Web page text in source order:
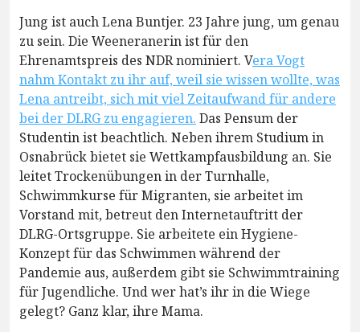
Jung ist auch Lena Buntjer. 23 Jahre jung, um genau
zu sein. Die Weeneranerin ist für den
Ehrenamtspreis des NDR nominiert. Vera Vogt
nahm Kontakt zu ihr auf, weil sie wissen wollte, was
Lena antreibt, sich mit viel Zeitaufwand für andere
bei der DLRG zu engagieren. Das Pensum der
Studentin ist beachtlich. Neben ihrem Studium in
Osnabrück bietet sie Wettkampfausbildung an. Sie
leitet Trockenübungen in der Turnhalle,
Schwimmkurse für Migranten, sie arbeitet im
Vorstand mit, betreut den Internetauftritt der
DLRG-Ortsgruppe. Sie arbeitete ein Hygiene-
Konzept für das Schwimmen während der
Pandemie aus, außerdem gibt sie Schwimmtraining
für Jugendliche. Und wer hat’s ihr in die Wiege
gelegt? Ganz klar, ihre Mama.